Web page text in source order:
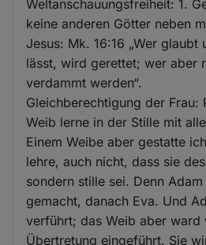
Weltanschauungsfreiheit: 1.
keine anderen Götter neben
Jesus: Mk. 16:16 „Wer glaubt
lässt, wird gerettet; wer aber
verdammt werden“.
Gleichberechtigung der Frau:
Weib lerne in der Stille mit
Einem Weibe aber gestatte
lehre, auch nicht, dass sie
sondern stille sei. Denn
gemacht, danach Eva. Und
verführt; das Weib aber ward
Übertretung eingeführt. Sie